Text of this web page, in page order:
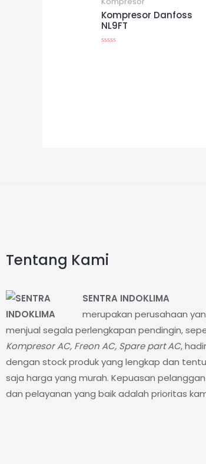
Kompresor Danfoss
NL9FT
Tentang Kami
SENTRA INDOKLIMA
merupakan perusahaan
menjual segala perlengkapan pendingin,
Kompresor AC, Freon AC, Spare part AC, hadir
dengan stock produk yang lengkap dan tentu
saja harga yang murah. Kepuasan pelanggan
dan pelayanan yang baik adalah prioritas